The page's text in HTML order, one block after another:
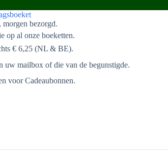
bezorgd.
op al onze boeketten.
€ 6,25 (NL & BE).
uw mailbox of die van de begunstigde.
voor Cadeaubonnen.